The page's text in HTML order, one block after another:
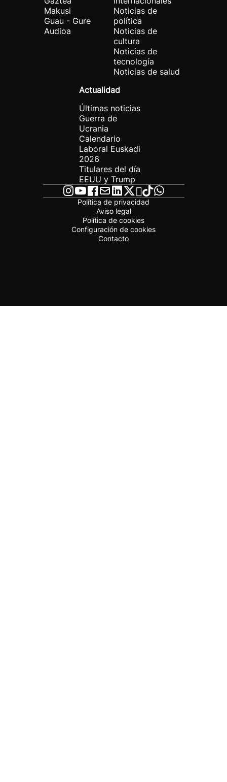
Makusi
Guau - Gure
Audioa
Noticias de
política
Noticias de
cultura
Noticias de
tecnología
Noticias de salud
Actualidad
Últimas noticias
Guerra de
Ucrania
Calendario
Laboral Euskadi
2026
Titulares del día
EEUU y Trump
Política de privacidad
Aviso legal
Política de cookies
Configuración de cookies
Contacto